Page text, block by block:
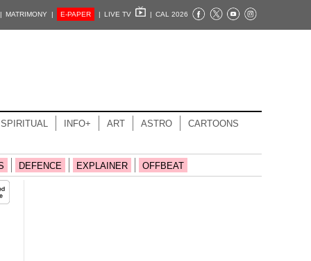
MATRIMONY | E-PAPER | LIVE TV | CAL 2026
SPIRITUAL INFO+ ART ASTRO CARTOONS
DEFENCE EXPLAINER OFFBEAT